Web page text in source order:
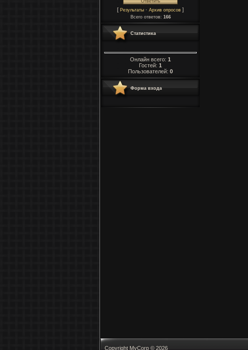
[ Результаты · Архив опросов ]
Всего ответов: 166
Статистика
Онлайн всего: 1
Гостей: 1
Пользователей: 0
Форма входа
Copyright MyCorp © 2026